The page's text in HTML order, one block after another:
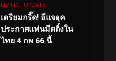
LIVING UPDATE
เตรียมกรี๊ด! อีแจอุค
ประกาศแฟนมีตติ้งใน
ไทย 4 กพ 66 นี้